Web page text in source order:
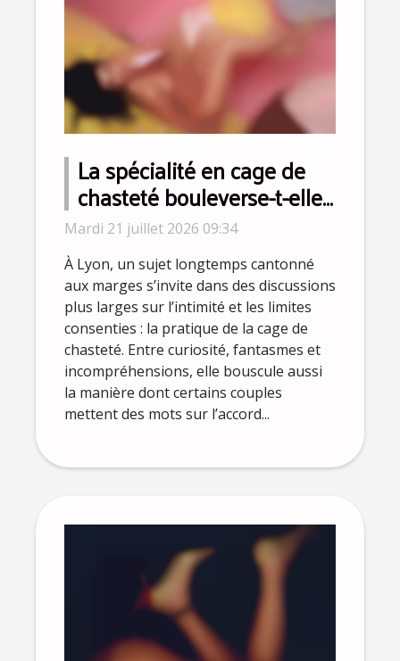
La spécialité en cage de
chasteté bouleverse-t-elle
la perception du
consentement à Lyon ?
Mardi 21 juillet 2026 09:34
À Lyon, un sujet longtemps cantonné
aux marges s’invite dans des discussions
plus larges sur l’intimité et les limites
consenties : la pratique de la cage de
chasteté. Entre curiosité, fantasmes et
incompréhensions, elle bouscule aussi
la manière dont certains couples
mettent des mots sur l’accord...